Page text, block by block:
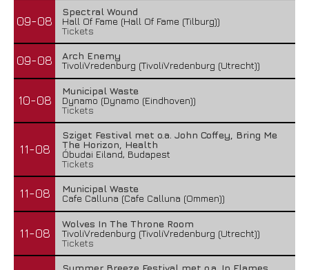
09-08
Spectral Wound
Hall Of Fame (Hall Of Fame (Tilburg))
Tickets
09-08
Arch Enemy
TivoliVredenburg (TivoliVredenburg (Utrecht))
10-08
Municipal Waste
Dynamo (Dynamo (Eindhoven))
Tickets
11-08
Sziget Festival met o.a. John Coffey, Bring Me
The Horizon, Health
Óbudai Eiland, Budapest
Tickets
11-08
Municipal Waste
Cafe Calluna (Cafe Calluna (Ommen))
11-08
Wolves In The Throne Room
TivoliVredenburg (TivoliVredenburg (Utrecht))
Tickets
Summer Breeze Festival met o.a. In Flames,